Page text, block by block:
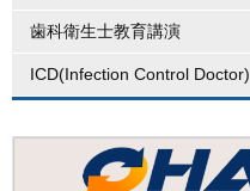
歯科衛生士教育講演
ICD(Infection Control Doctor)